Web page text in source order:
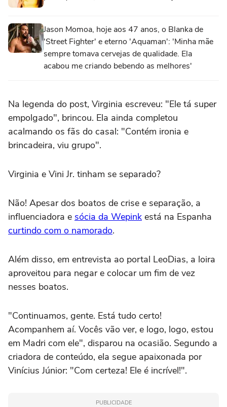
Jason Momoa, hoje aos 47 anos, o Blanka de
'Street Fighter' e eterno 'Aquaman': 'Minha mãe
sempre tomava cervejas de qualidade. Ela
acabou me criando bebendo as melhores'
Na legenda do post, Virginia escreveu: "Ele tá super
empolgado", brincou. Ela ainda completou
acalmando os fãs do casal: "Contém ironia e
brincadeira, viu grupo".
Virginia e Vini Jr. tinham se separado?
Não! Apesar dos boatos de crise e separação, a
influenciadora e sócia da Wepink está na Espanha
curtindo com o namorado.
Além disso, em entrevista ao portal LeoDias, a loira
aproveitou para negar e colocar um fim de vez
nesses boatos.
"Continuamos, gente. Está tudo certo!
Acompanhem aí. Vocês vão ver, e logo, logo, estou
em Madri com ele", disparou na ocasião. Segundo a
criadora de conteúdo, ela segue apaixonada por
Vinícius Júnior: "Com certeza! Ele é incrível!".
PUBLICIDADE